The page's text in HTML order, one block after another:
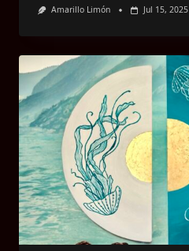
Amarillo Limón Jul 15, 2025